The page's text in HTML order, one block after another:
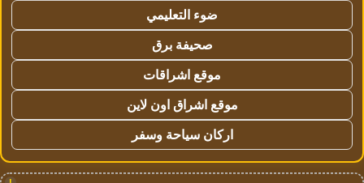
ضوء التعليمي
صحيفة برق
موقع اشراقات
موقع اشراق اون لاين
اركان سياحة وسفر